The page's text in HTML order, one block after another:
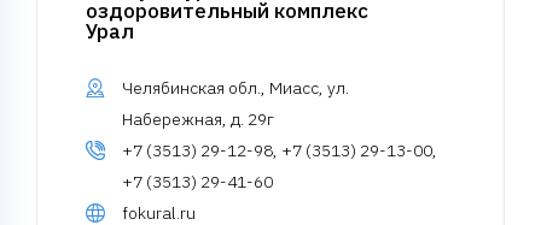
оздоровительный комплекс
Урал
Челябинская обл., Миасс, ул.
Набережная, д. 29г
+7 (3513) 29-12-98, +7 (3513) 29-13-00,
+7 (3513) 29-41-60
fokural.ru